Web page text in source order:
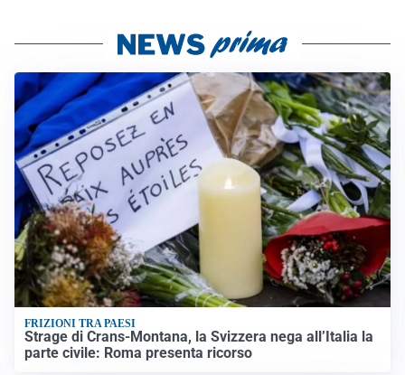
FRIZIONI TRA PAESI
Strage di Crans-Montana, la Svizzera nega all’Italia la
parte civile: Roma presenta ricorso